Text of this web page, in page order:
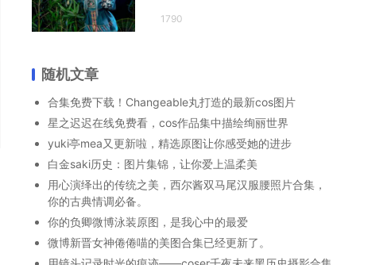
1790
随机文章
合集免费下载！Changeable丸打造的最新cos图片
星之迟迟在线免费看，cos作品集中描绘绚丽世界
yuki亭mea又更新啦，精选原图让你感受她的进步
白金saki历史：图片集锦，让你爱上温柔美
用心演绎出的传统之美，西尔酱双马尾汉服腰照片合集，
你的古典情调必备。
你的负卿微博泳装原图，是我心中的最爱
微博新晋女神倦倦喵的美图合集已经更新了。